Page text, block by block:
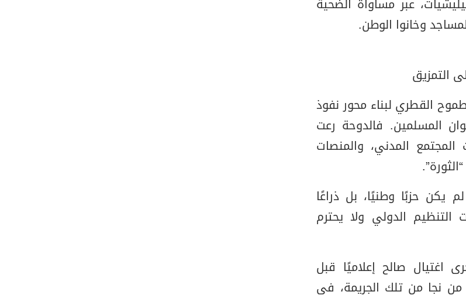
عبر مساواة الضحية
وخانوا الوطن.
التمزيق
القطري لبناء محور نفوذ
المسلمين. فالدوحة رعت
المدني، والمنصات
لم يكن حزبًا وطنيًا، بل ذراعًا
التنظيم الدولي ولا يحترم
اغتيال صالح إعلاميًا قبل
نجا من تلك الجريمة، في